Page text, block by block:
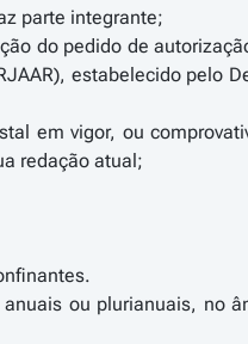
parte integrante;
do pedido de
estabelecido pelo
em vigor, ou
redação atual;
ou plurianuais, no